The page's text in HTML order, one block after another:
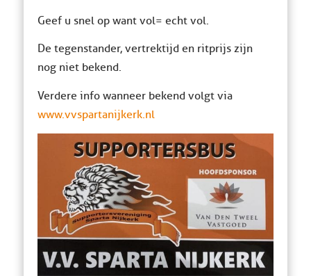
Geef u snel op want vol= echt vol.
De tegenstander, vertrektijd en ritprijs zijn
nog niet bekend.
Verdere info wanneer bekend volgt via
www.vvspartanijkerk.nl